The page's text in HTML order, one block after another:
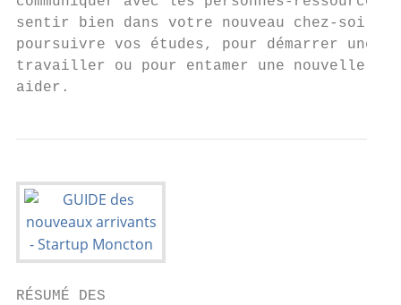
sentir bien dans votre nouveau chez-soi.
poursuivre vos études, pour démarrer une
travailler ou pour entamer une nouvelle
aider.
RÉSUMÉ DES